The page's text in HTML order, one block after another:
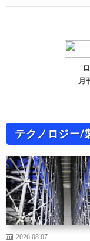
月
テクノロジー/
2026.08.07